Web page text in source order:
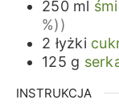
250 ml
%))
2 łyżki
125 g
INSTRUKCJA